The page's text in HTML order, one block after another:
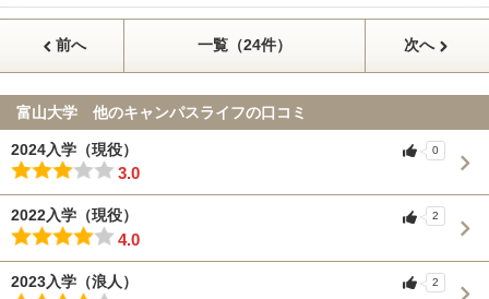
前へ 一覧（24件） 次へ
富山大学 他のキャンパスライフの口コミ
2024入学（現役）
3.0
0
2022入学（現役）
4.0
2
2023入学（浪人） 2